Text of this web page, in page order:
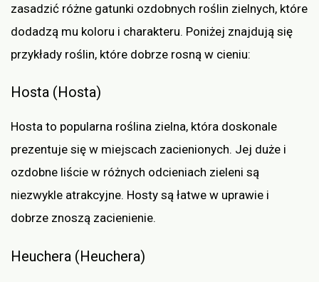
zasadzić różne gatunki ozdobnych roślin zielnych, które
dodadzą mu koloru i charakteru. Poniżej znajdują się
przykłady roślin, które dobrze rosną w cieniu:
Hosta (Hosta)
Hosta to popularna roślina zielna, która doskonale
prezentuje się w miejscach zacienionych. Jej duże i
ozdobne liście w różnych odcieniach zieleni są
niezwykle atrakcyjne. Hosty są łatwe w uprawie i
dobrze znoszą zacienienie.
Heuchera (Heuchera)